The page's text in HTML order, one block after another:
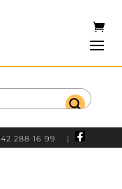
42 288 16 99 |